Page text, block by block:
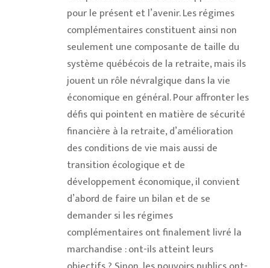
pour le présent et l’avenir. Les régimes
complémentaires constituent ainsi non
seulement une composante de taille du
système québécois de la retraite, mais ils
jouent un rôle névralgique dans la vie
économique en général. Pour affronter les
défis qui pointent en matière de sécurité
financière à la retraite, d’amélioration
des conditions de vie mais aussi de
transition écologique et de
développement économique, il convient
d’abord de faire un bilan et de se
demander si les régimes
complémentaires ont finalement livré la
marchandise : ont-ils atteint leurs